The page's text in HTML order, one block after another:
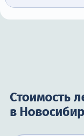
Стоимость
в